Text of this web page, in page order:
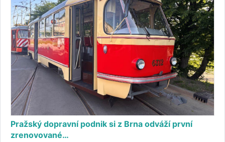
Pražský dopravní podnik si z Brna odváží první
zrenovované…